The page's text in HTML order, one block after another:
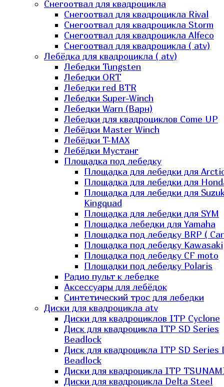
Снегоотвал для квадроцикла
Снегоотвал для квадроцикла Rival
Снегоотвал для квадроцикла Storm
Снегоотвал для квадроцикла Alfeco
Снегоотвал для квадроцикла ( atv)
Лебёдка для квадроцикла ( atv)
Лебедки Tungsten
Лебедки ORT
Лебедки red BTR
Лебедки Super-Winch
Лебедки Warn (Варн)
Лебедки для квадроциклов Come UP
Лебёдки Master Winch
Лебёдки T-MAX
Лебёдки Мустанг
Площадка под лебедку
Площадка для лебедки для
Площадка для лебедки для
Площадка для лебедки для
Kingquad
Площадка для лебедки для SYM
Площадка лебедки для Yamaha
Площадка под лебедку BRP (
Площадка под лебедку Kawasaki
Площадка под лебедку СF moto
Площадки под лебедку Polaris
Радио пульт к лебедке
Аксессуары для лебёдок
Синтетический трос для лебедки
Диски для квадроцикла atv
Диски для квадроциклов ITP Cyclone
Диск для квадроцикла ITP SD Series
Beadlock
Диск для квадроцикла ITP SD Series
Beadlock
Диски для квадроцикла ITP
Диски для квадроцикла Delta Steel